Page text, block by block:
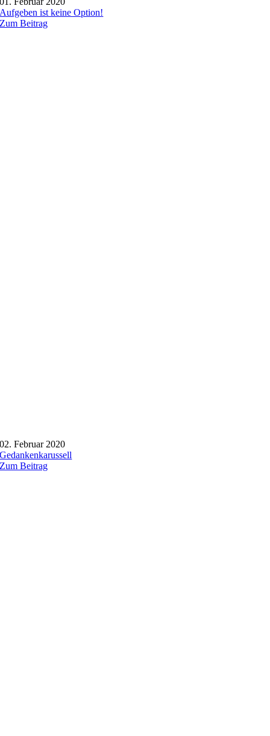
Aufgeben ist keine Option!
Zum Beitrag
02. Februar 2020
Gedankenkarussell
Zum Beitrag